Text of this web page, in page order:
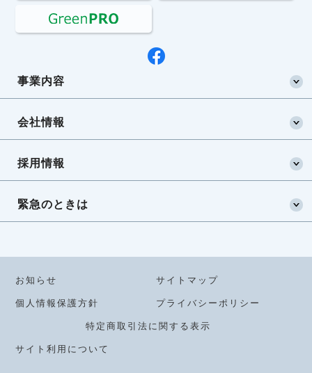
事業内容
会社情報
採用情報
緊急のときは
お知らせ サイトマップ
個人情報保護方針 プライバシーポリシー
特定商取引法に関する表示
サイト利用について